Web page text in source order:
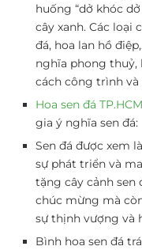
huống “dở khóc
cây xanh. Các loại
đá, hoa lan hồ
nghĩa phong thuỷ,
cách công trình
Hoa sen đá TP.HCM
gia ý nghĩa sen đá:
Sen đá được xem
sự phát triển và
tặng cây cảnh sen
chúc mừng mà
sự thịnh vượng và
Bình hoa sen đá